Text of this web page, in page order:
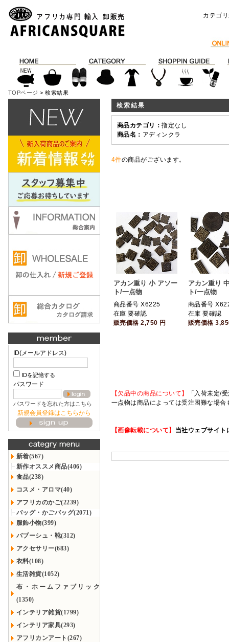
カテゴ
TOPページ > 検索結果
ID(メールアドレス)
IDを記憶する
パスワード
パスワードを忘れた方はこちら
新規会員登録はこちらから
新着(567)
新作オススメ商品(406)
食品(238)
コスメ・アロマ(40)
アフリカのかご(2239)
バッグ・かごバッグ(2071)
服飾小物(399)
バブーシュ・靴(312)
アクセサリー(683)
衣料(108)
生活雑貨(1052)
布・ホームファブリック
(1350)
インテリア雑貨(1799)
インテリア家具(293)
アフリカンアート(267)
検索結果
商品カテゴリ：指定なし
商品名： アディンクラ
4件の商品がございます。
アカン重り 小 アソー
ト/一点物
商品番号 X6225
在庫 要確認
販売価格2,750 円
アカン重り
ト/一点物
商品番号
在庫 要確認
販売価格
【欠品中の商品について】
「入荷未定/
一点物は商品によっては受注困難な場
【画像転載について】 当社ウェブサイト